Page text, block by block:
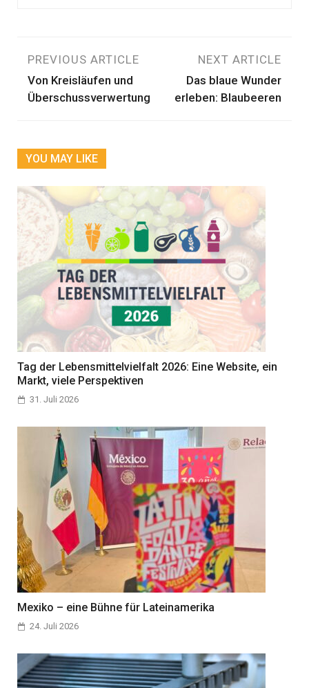
Beitragsnavigation
PREVIOUS ARTICLE
Von Kreisläufen und
Überschussverwertung
NEXT ARTICLE
Das blaue Wunder
erleben: Blaubeeren
YOU MAY LIKE
Tag der Lebensmittelvielfalt 2026: Eine Website, ein
Markt, viele Perspektiven
31. Juli 2026
Mexiko – eine Bühne für Lateinamerika
24. Juli 2026